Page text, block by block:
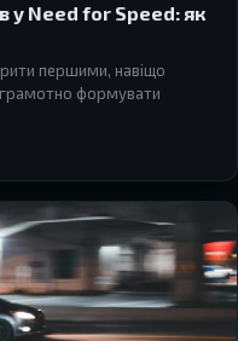
у Need for Speed: як
першими, навіщо
грамотно формувати